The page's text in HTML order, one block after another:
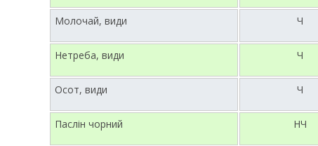
Молочай, види Ч
Нетреба, види Ч
Осот, види Ч
Паслін чорний НЧ